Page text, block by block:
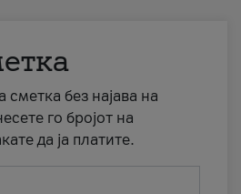
сметка без најава на
го бројот на
да ја платите.